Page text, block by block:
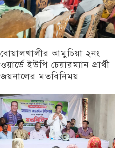
বোয়ালখালীর আমুচিয়া ২নং
ওয়ার্ডে ইউপি চেয়ারম্যান প্রার্থী
জয়নালের মতবিনিময়